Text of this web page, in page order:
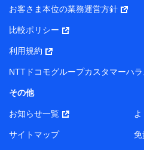
お客さま本位の業務運営方針
比較ポリシー
利用規約
NTTドコモグループカスタマーハ
その他
お知らせ一覧
サイトマップ 免